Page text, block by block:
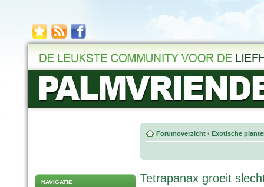
NAVIGATIE
Forumoverzicht ‹ Exotische
Tetrapanax groeit